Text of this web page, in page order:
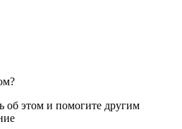
об этом и помогите другим